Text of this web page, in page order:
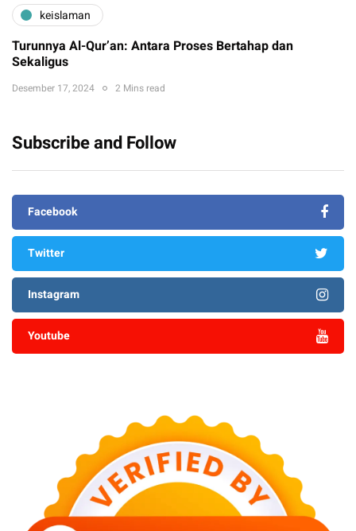
keislaman
Turunnya Al-Qur’an: Antara Proses Bertahap dan
Sekaligus
Desember 17, 2024 2 Mins read
Subscribe and Follow
Facebook
Twitter
Instagram
Youtube